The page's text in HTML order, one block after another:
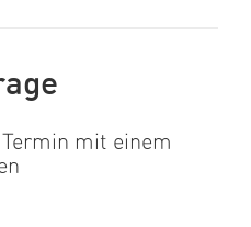
mit einem